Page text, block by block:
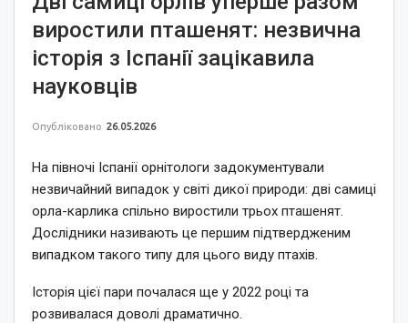
виростили пташенят: незвична
історія з Іспанії зацікавила
науковців
Опубліковано 26.05.2026
На півночі Іспанії орнітологи задокументували
незвичайний випадок у світі дикої природи: дві самиці
орла-карлика спільно виростили трьох пташенят.
Дослідники називають це першим підтвердженим
випадком такого типу для цього виду птахів.
Історія цієї пари почалася ще у 2022 році та
розвивалася доволі драматично.